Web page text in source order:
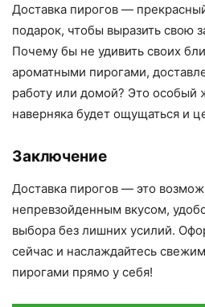
Доставка пирогов —
подарок, чтобы выразить свою
Почему бы не удивить своих
ароматными пирогами,
работу или домой? Это особый
наверняка будет ощущаться и
Заключение
Доставка пирогов — это
непревзойденным вкусом,
выбора без лишних усилий.
сейчас и наслаждайтесь
пирогами прямо у себя!